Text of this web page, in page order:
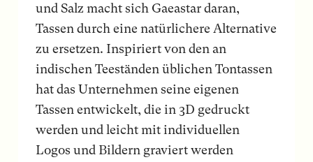
und Salz macht sich Gaeastar daran,
Tassen durch eine natürlichere Alternative
zu ersetzen. Inspiriert von den an
indischen Teeständen üblichen Tontassen
hat das Unternehmen seine eigenen
Tassen entwickelt, die in 3D gedruckt
werden und leicht mit individuellen
Logos und Bildern graviert werden